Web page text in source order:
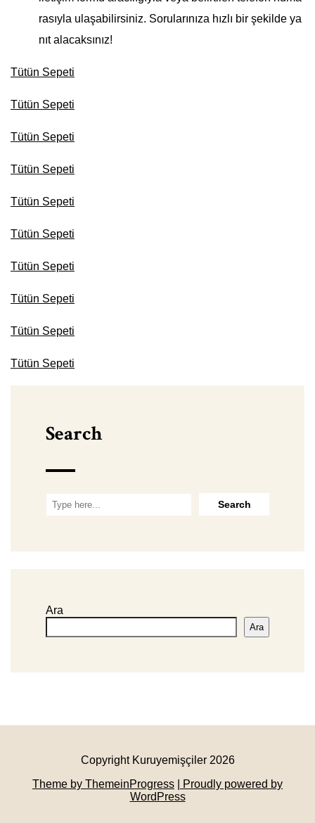
rasıyla ulaşabilirsiniz. Sorularınıza hızlı bir şekilde ya
nıt alacaksınız!
Tütün Sepeti
Tütün Sepeti
Tütün Sepeti
Tütün Sepeti
Tütün Sepeti
Tütün Sepeti
Tütün Sepeti
Tütün Sepeti
Tütün Sepeti
Tütün Sepeti
Search
Ara
Ara
Copyright Kuruyemişçiler 2026
Theme by ThemeinProgress
| Proudly powered by
WordPress